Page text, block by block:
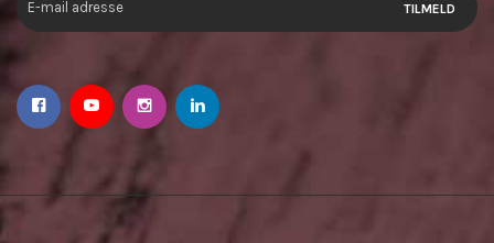
TILMELD